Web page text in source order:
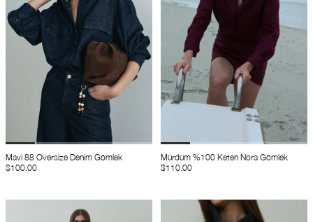
Mavi 88 Oversize Denim Gömlek
$100.00
Mürdüm %100 Keten Nora Gömlek
$110.00